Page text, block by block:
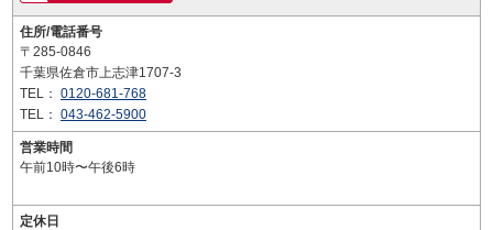
住所/電話番号
〒285-0846
千葉県佐倉市上志津1707-3
TEL： 0120-681-768
TEL： 043-462-5900
営業時間
午前10時〜午後6時
定休日